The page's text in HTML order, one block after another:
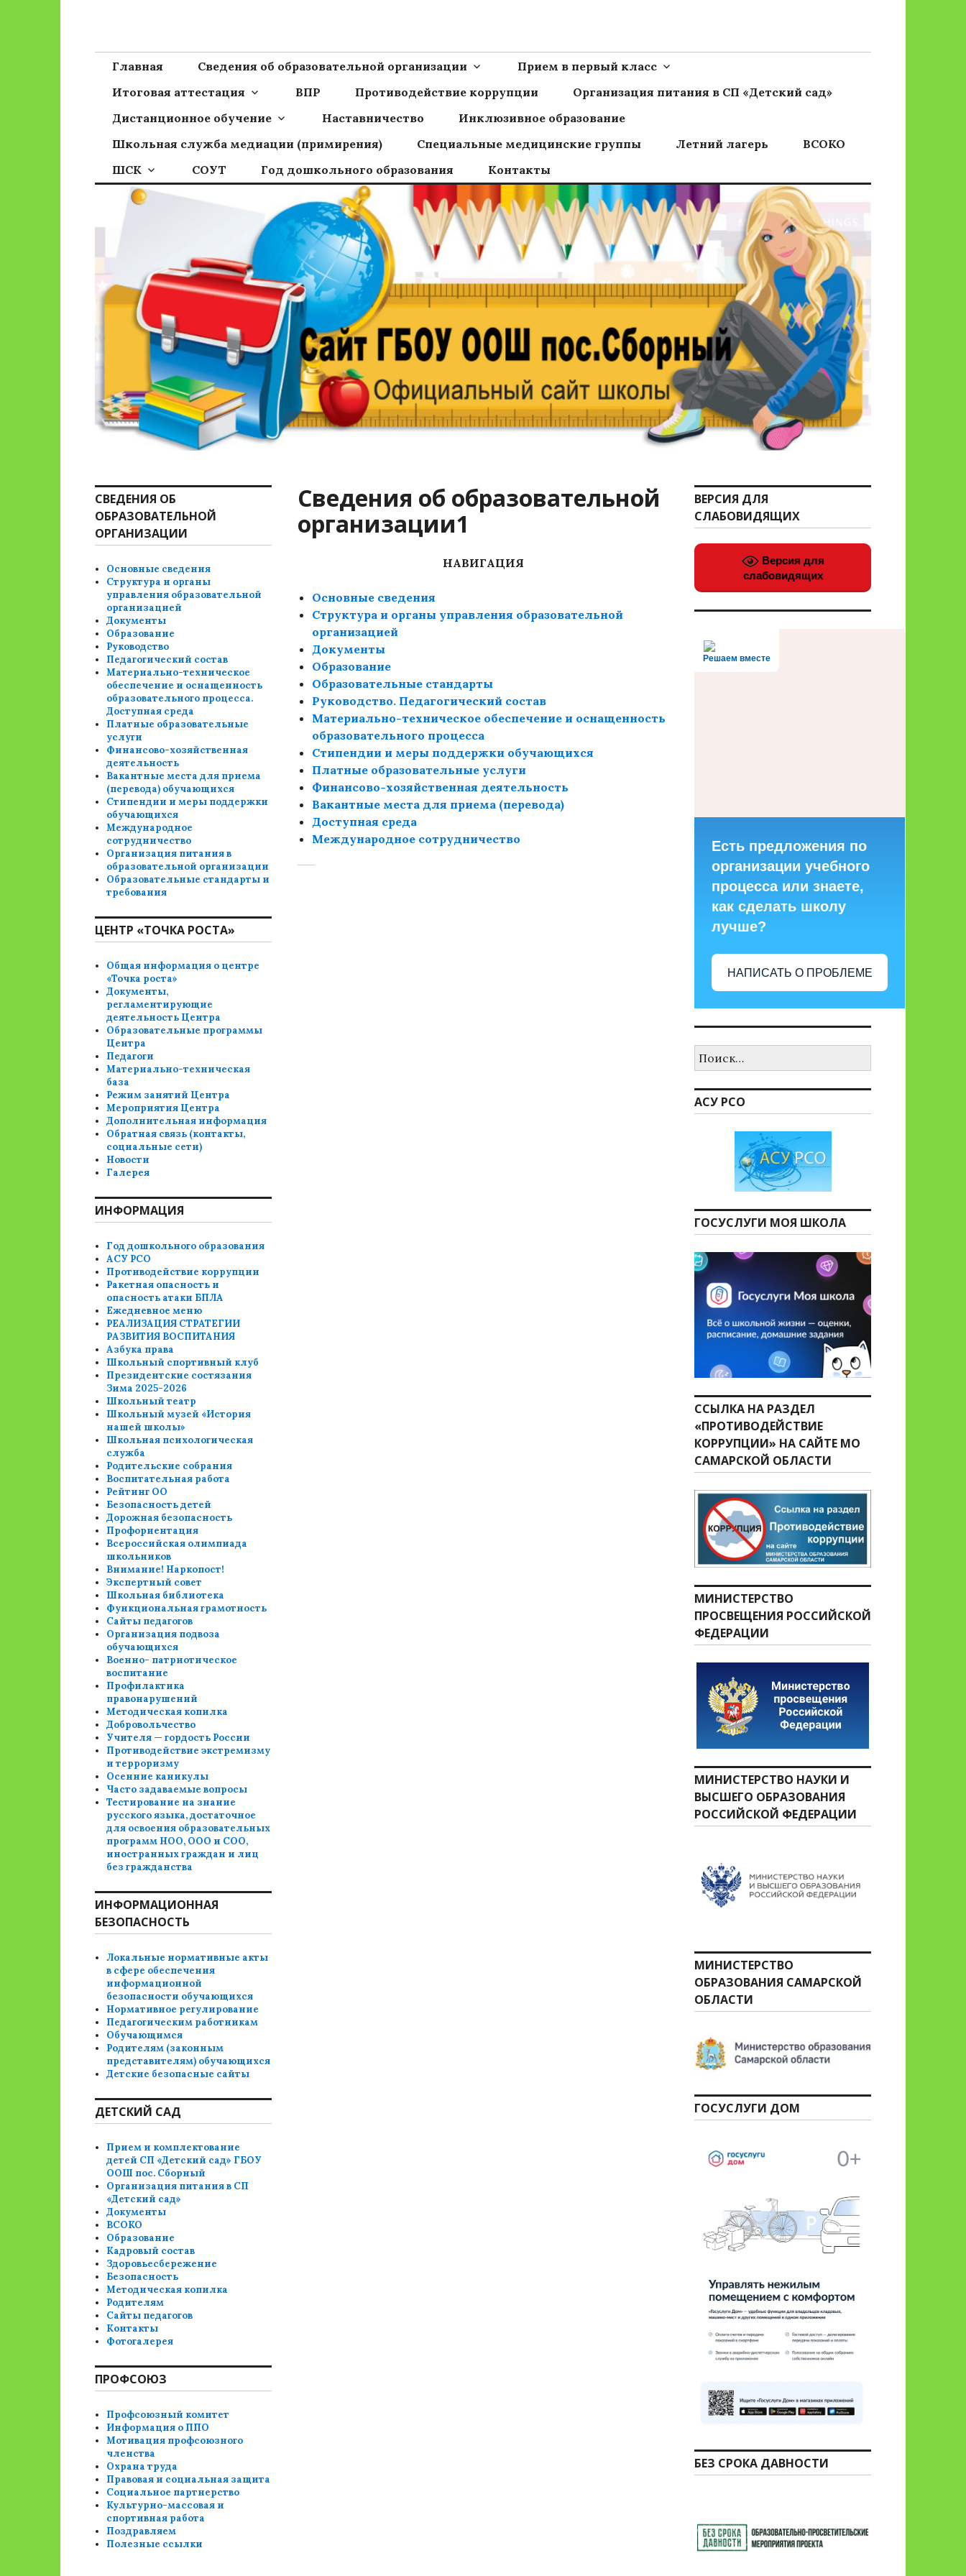
Сайт ГБОУ ООШ пос.Сборный
Главная Сведения об образовательной организации
Прием в первый класс
Итоговая аттестация
ВПР Противодействие коррупции
Организация питания в СП «Детский сад»
Дистанционное обучение
Наставничество
Инклюзивное образование
Школьная служба медиации (примирения)
Специальные медицинские группы Летний лагерь
ВСОКО
ШСК
СОУТ Год дошкольного образования Контакты
Сведения об образовательной
организации1
НАВИГАЦИЯ
Основные сведения
Структура и органы управления образовательной
организацией
Документы
Образование
Образовательные стандарты
Руководство. Педагогический состав
Материально-техническое обеспечение и оснащенность
образовательного процесса
Стипендии и меры поддержки обучающихся
Платные образовательные услуги
Финансово-хозяйственная деятельность
Вакантные места для приема (перевода)
Доступная среда
Международное сотрудничество
СВЕДЕНИЯ ОБ
ОБРАЗОВАТЕЛЬНОЙ
ОРГАНИЗАЦИИ
Основные сведения
Структура и органы
управления образовательной
организацией
Документы
Образование
Руководство
Педагогический состав
Материально-техническое
обеспечение и оснащенность
образовательного процесса.
Доступная среда
Платные образовательные
услуги
Финансово-хозяйственная
деятельность
Вакантные места для приема
(перевода) обучающихся
Стипендии и меры поддержки
обучающихся
Международное
сотрудничество
Организация питания в
образовательной организации
Образовательные стандарты и
требования
ЦЕНТР «ТОЧКА РОСТА»
Общая информация о центре
«Точка роста»
Документы,
регламентирующие
деятельность Центра
Образовательные программы
Центра
Педагоги
Материально-техническая
база
Режим занятий Центра
Мероприятия Центра
Дополнительная информация
Обратная связь (контакты,
социальные сети)
Новости
Галерея
ИНФОРМАЦИЯ
Год дошкольного образования
АСУ РСО
Противодействие коррупции
Ракетная опасность и
опасность атаки БПЛА
Ежедневное меню
РЕАЛИЗАЦИЯ СТРАТЕГИИ
РАЗВИТИЯ ВОСПИТАНИЯ
Азбука права
Школьный спортивный клуб
Президентские состязания
Зима 2025-2026
Школьный театр
Школьный музей «История
нашей школы»
Школьная психологическая
служба
Родительские собрания
Воспитательная работа
Рейтинг ОО
Безопасность детей
Дорожная безопасность
Профориентация
Всероссийская олимпиада
школьников
Внимание! Наркопост!
Экспертный совет
Школьная библиотека
Функциональная грамотность
Сайты педагогов
Организация подвоза
обучающихся
Военно- патриотическое
воспитание
Профилактика
правонарушений
Методическая копилка
Добровольчество
Учителя — гордость России
Противодействие экстремизму
и терроризму
Осенние каникулы
Часто задаваемые вопросы
Тестирование на знание
русского языка, достаточное
для освоения образовательных
программ НОО, ООО и СОО,
иностранных граждан и лиц
без гражданства
ИНФОРМАЦИОННАЯ
БЕЗОПАСНОСТЬ
Локальные нормативные акты
в сфере обеспечения
информационной
безопасности обучающихся
Нормативное регулирование
Педагогическим работникам
Обучающимся
Родителям (законным
представителям) обучающихся
Детские безопасные сайты
ДЕТСКИЙ САД
Прием и комплектование
детей СП «Детский сад» ГБОУ
ООШ пос. Сборный
Организация питания в СП
«Детский сад»
Документы
ВСОКО
Образование
Кадровый состав
Здоровьесбережение
Безопасность
Методическая копилка
Родителям
Сайты педагогов
Контакты
Фотогалерея
ПРОФСОЮЗ
Профсоюзный комитет
Информация о ППО
Мотивация профсоюзного
членства
Охрана труда
Правовая и социальная защита
Социальное партнерство
Культурно-массовая и
спортивная работа
Поздравляем
Полезные ссылки
ВЕРСИЯ ДЛЯ
СЛАБОВИДЯЩИХ
Версия для
слабовидящих
Решаем вместе
Есть предложения по
организации учебного
процесса или знаете,
как сделать школу
лучше?
НАПИСАТЬ О ПРОБЛЕМЕ
АСУ РСО
ГОСУСЛУГИ МОЯ ШКОЛА
ССЫЛКА НА РАЗДЕЛ
«ПРОТИВОДЕЙСТВИЕ
КОРРУПЦИИ» НА САЙТЕ МО
САМАРСКОЙ ОБЛАСТИ
МИНИСТЕРСТВО
ПРОСВЕЩЕНИЯ РОССИЙСКОЙ
ФЕДЕРАЦИИ
МИНИСТЕРСТВО НАУКИ И
ВЫСШЕГО ОБРАЗОВАНИЯ
РОССИЙСКОЙ ФЕДЕРАЦИИ
МИНИСТЕРСТВО
ОБРАЗОВАНИЯ САМАРСКОЙ
ОБЛАСТИ
ГОСУСЛУГИ ДОМ
БЕЗ СРОКА ДАВНОСТИ